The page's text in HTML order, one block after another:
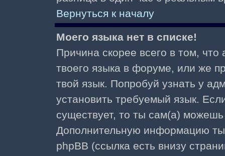
Вернуться к началу
Моего языка нет в списке!
Причина скорее всего в том,
твоего языка в форуме, или же
твой язык. Попробуй узнать у
установить требуемый язык.
существует, то ты сам(а)
Дополнительную информацию
phpBB (ссылка есть внизу